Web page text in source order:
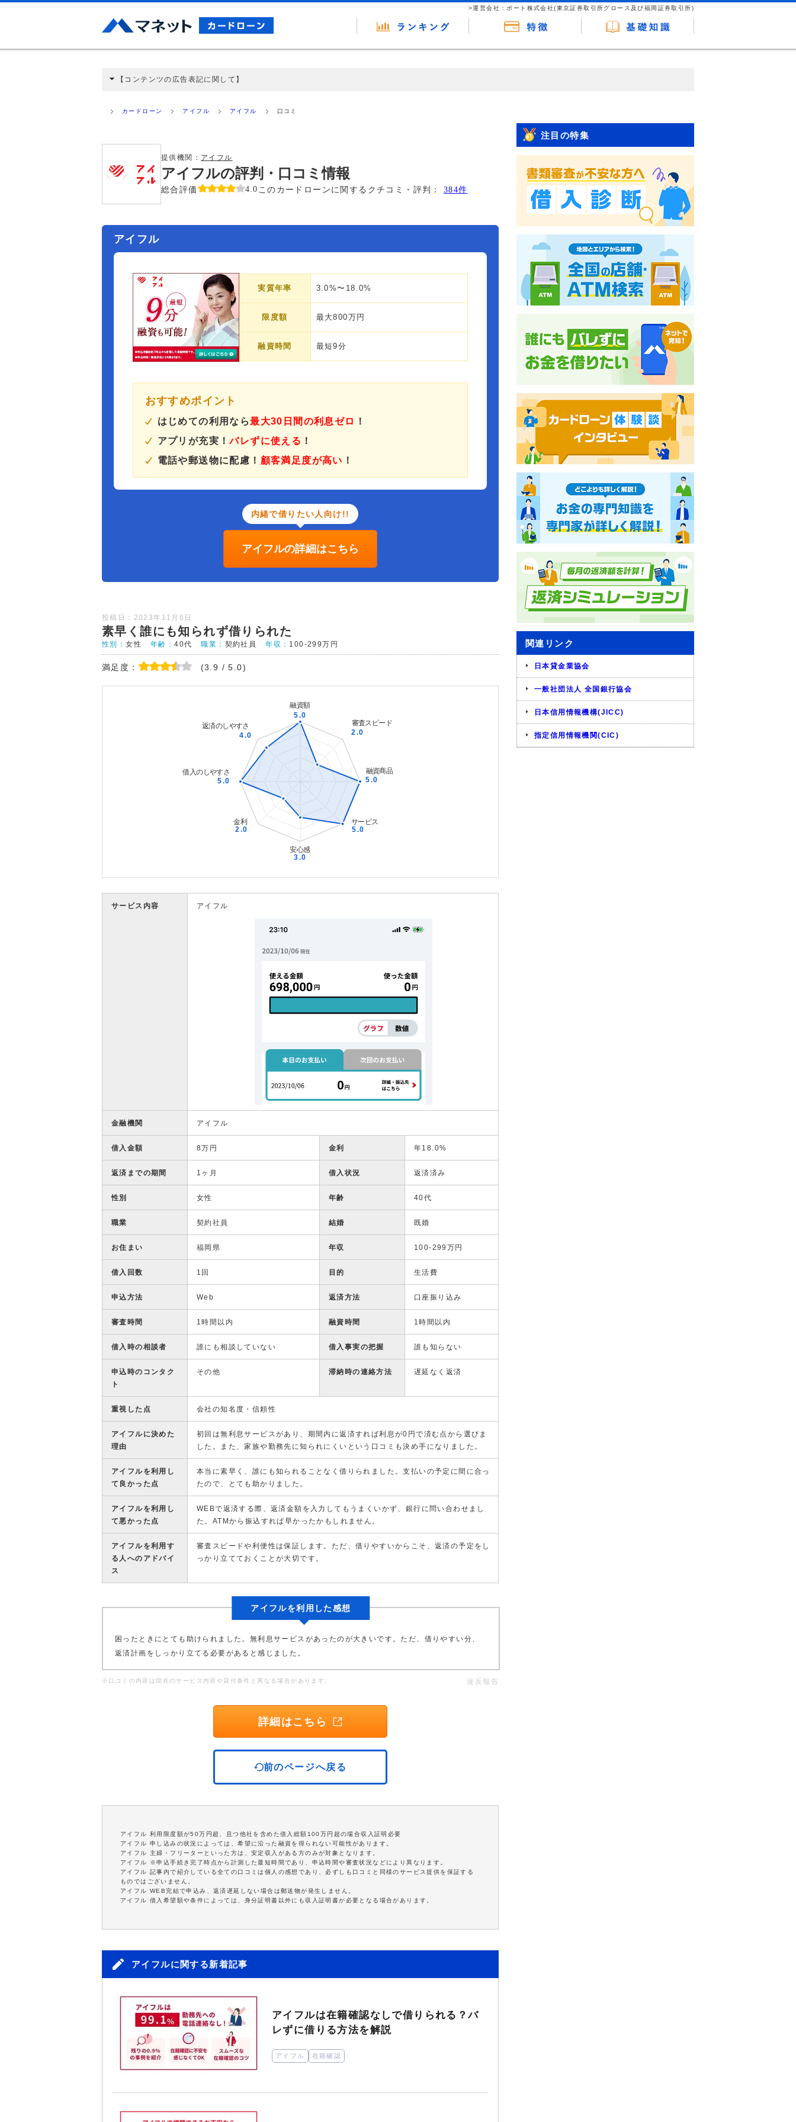
>運営会社：ポート株式会社(東京証券取引所グロース及び福岡証券取引所)
【コンテンツの広告表記に関して】
ミ収集などに基づき、公平性を担保した情報提供を行っています。
カードローン アイフル アイフル 口コミ
提供機関： アイフル
アイフルの評判・口コミ情報
総合評価 4.0 このカードローンに関するクチコミ・評判： 384件
アイフル
実質年率 3.0%〜18.0%
限度額 最大800万円
融資時間 最短9分
おすすめポイント
はじめての利用なら最大30日間の利息ゼロ
！
アプリが充実！バレずに使える ！
電話や郵送物に配慮！ 顧客満足度が高い ！
内緒で借りたい人向け!!
アイフルの詳細はこちら
投稿日：2023年11月6日
素早く誰にも知られず借りられた
性別：女性 年齢：40代 職業： 契約社員 年収： 100-299万円
満足度： (3.9 / 5.0)
サービス内容 アイフル
金融機関 アイフル
借入金額 8万円 金利 年18.0%
返済までの期間 1ヶ月 借入状況 返済済み
性別 女性 年齢 40代
職業 契約社員 結婚 既婚
お住まい 福岡県 年収 100-299万円
借入回数 1回 目的 生活費
申込方法 Web 返済方法 口座振り込み
審査時間 1時間以内 融資時間 1時間以内
借入時の相談者 誰にも相談していない 借入事実の把握 誰も知らない
申込時のコンタク
ト
その他 滞納時の連絡方法 遅延なく返済
重視した点 会社の知名度・信頼性
アイフルに決めた
理由
初回は無利息サービスがあり、期間内に返済すれば利息が0円で済む点から選びま
した。また、家族や勤務先に知られにくいという口コミも決め手になりました。
アイフルを利用し
て良かった点
本当に素早く、誰にも知られることなく借りられました。支払いの予定に間に合っ
たので、とても助かりました。
アイフルを利用し
て悪かった点
WEBで返済する際、返済金額を入力してもうまくいかず、銀行に問い合わせまし
た。ATMから振込すれば早かったかもしれません。
アイフルを利用す
る人へのアドバイ
ス
審査スピードや利便性は保証します。ただ、借りやすいからこそ、返済の予定をし
っかり立てておくことが大切です。
アイフルを利用した感想
困ったときにとても助けられました。無利息サービスがあったのが大きいです。ただ、借りやすい分、
返済計画をしっかり立てる必要があると感じました。
※口コミの内容は現在のサービス内容や貸付条件と異なる場合があります。 違反報告
詳細はこちら
前のページへ戻る
アイフル 利用限度額が50万円超、且つ他社を含めた借入総額100万円超の場合収入証明必要
アイフル 申し込みの状況によっては、希望に沿った融資を得られない可能性があります。
アイフル 主婦・フリーターといった方は、安定収入がある方のみが対象となります。
アイフル ※申込手続き完了時点から計測した最短時間であり、申込時間や審査状況などにより異なります。
アイフル 記事内で紹介している全ての口コミは個人の感想であり、必ずしも口コミと同様のサービス提供を保証する
ものではございません。
アイフル WEB完結で申込み、返済遅延しない場合は郵送物が発生しません。
アイフル 借入希望額や条件によっては、身分証明書以外にも収入証明書が必要となる場合があります。
アイフルに関する新着記事
アイフルは在籍確認なしで借りられる？バ
レずに借りる方法を解説
アイフル 在籍確認
注目の特集
関連リンク
日本貸金業協会
一般社団法人 全国銀行協会
日本信用情報機構(JICC)
指定信用情報機関(CIC)